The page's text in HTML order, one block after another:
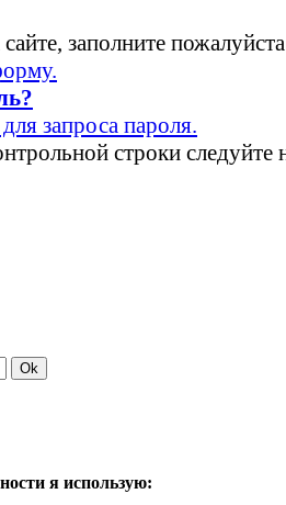
заполните пожалуйста
запроса пароля.
строки следуйте
я использую: